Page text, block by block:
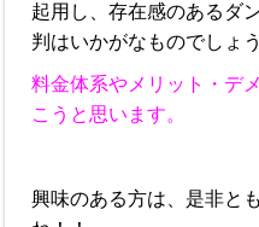
起用し、存在感のあるダ
判はいかがなものでしょ
料金体系やメリット・デ
こうと思います。
興味のある方は、是非と